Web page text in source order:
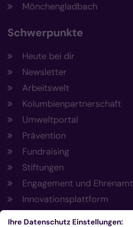
Mönchengladbach
Schwerpunkte
Heute bei dir
Newsletter
Arbeitswelt
Kolumbienpartnerschaft
Umweltportal
Prävention
Fundraising
Stiftungen
Engagement und Ehrenamt
Innovationsplattform